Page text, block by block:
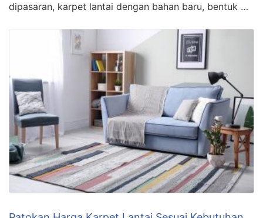
dipasaran, karpet lantai dengan bahan baru, bentuk …